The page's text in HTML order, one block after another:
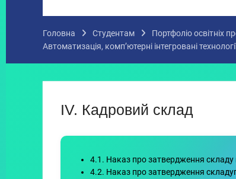
Головна Студентам
Портфоліо освітніх
Автоматизація, комп’ютерні інтегровані
IV. Кадровий склад
4.1. Наказ про затвердження складу
4.2. Наказ про затвердження